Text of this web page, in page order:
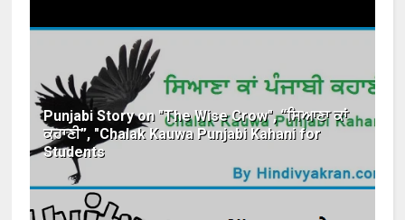
Punjabi Story on "The Wise Crow", “ਸਿਆਣਾ ਕਾਂ
ਕਹਾਣੀ”, "Chalak Kauwa Punjabi Kahani for
Students